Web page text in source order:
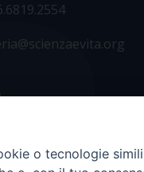
o tecnologie